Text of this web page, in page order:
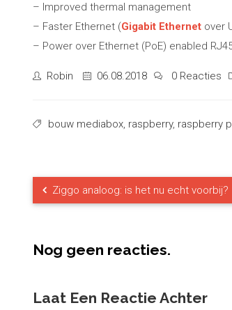
– Improved thermal management
– Faster Ethernet (Gigabit Ethernet over
– Power over Ethernet (PoE) enabled
Robin 06.08.2018 0 Reacties
bouw mediabox, raspberry, raspberry
Ziggo analoog: is het nu echt voorbij?
Nog geen reacties.
Laat Een Reactie Achter